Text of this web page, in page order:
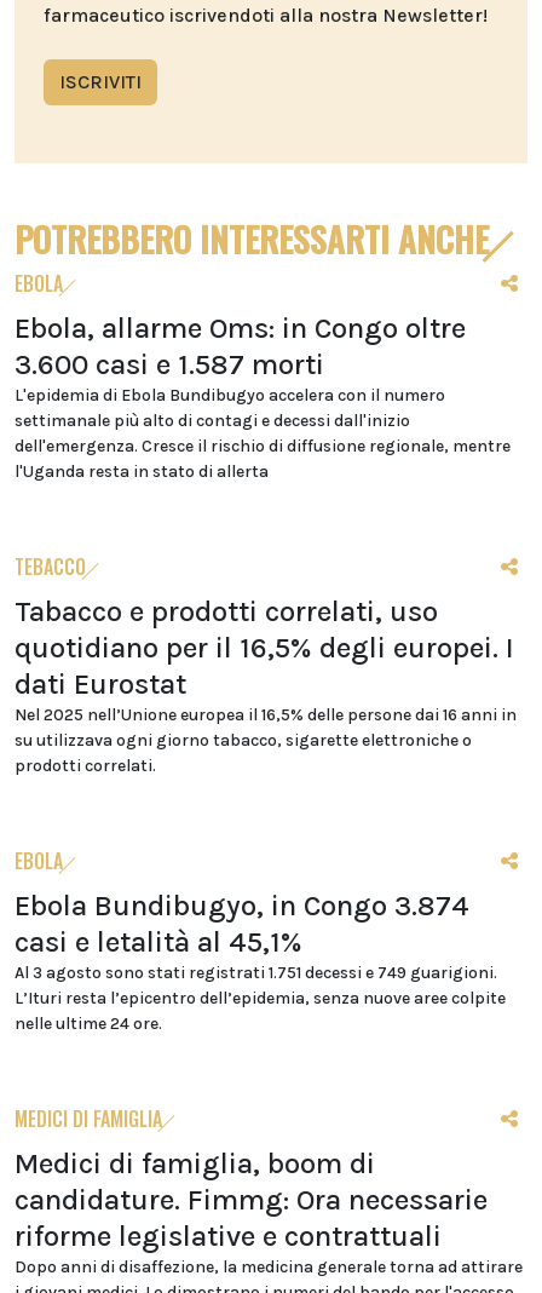
farmaceutico iscrivendoti alla nostra Newsletter!
ISCRIVITI
POTREBBERO INTERESSARTI ANCHE
EBOLA
Ebola, allarme Oms: in Congo oltre
3.600 casi e 1.587 morti
L'epidemia di Ebola Bundibugyo accelera con il numero
settimanale più alto di contagi e decessi dall'inizio
dell'emergenza. Cresce il rischio di diffusione regionale, mentre
l'Uganda resta in stato di allerta
TEBACCO
Tabacco e prodotti correlati, uso
quotidiano per il 16,5% degli europei. I
dati Eurostat
Nel 2025 nell’Unione europea il 16,5% delle persone dai 16 anni in
su utilizzava ogni giorno tabacco, sigarette elettroniche o
prodotti correlati.
EBOLA
Ebola Bundibugyo, in Congo 3.874
casi e letalità al 45,1%
Al 3 agosto sono stati registrati 1.751 decessi e 749 guarigioni.
L’Ituri resta l’epicentro dell’epidemia, senza nuove aree colpite
nelle ultime 24 ore.
MEDICI DI FAMIGLIA
Medici di famiglia, boom di
candidature. Fimmg: Ora necessarie
riforme legislative e contrattuali
Dopo anni di disaffezione, la medicina generale torna ad attirare